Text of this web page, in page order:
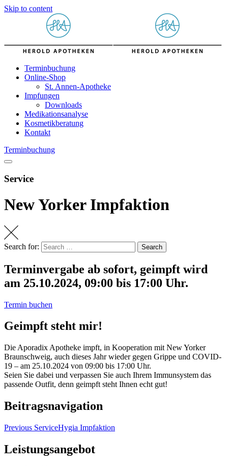
Skip to content
Terminbuchung
Online-Shop
St. Annen-Apotheke
Impfungen
Downloads
Medikationsanalyse
Kosmetikberatung
Kontakt
Terminbuchung
Service
New Yorker Impfaktion
Search for: Search
Terminvergabe ab sofort, geimpft wird
am 25.10.2024, 09:00 bis 17:00 Uhr.
Termin buchen
Geimpft steht mir!
Die Aporadix Apotheke impft, in Kooperation mit New Yorker
Braunschweig, auch dieses Jahr wieder gegen Grippe und COVID-
19 – am 25.10.2024 von 09:00 bis 17:00 Uhr.
Seien Sie dabei und verpassen Sie auch Ihrem Immunsystem das
passende Outfit, denn geimpft steht Ihnen echt gut!
Beitragsnavigation
Previous ServiceHygia Impfaktion
Leistungsangebot